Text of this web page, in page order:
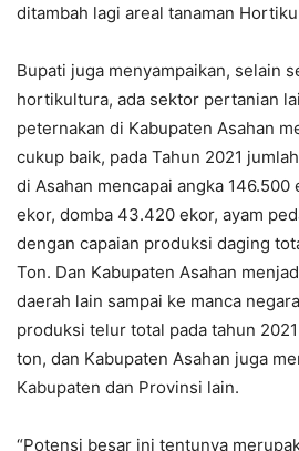
ditambah lagi areal tanaman
Bupati juga menyampaikan, selain
hortikultura, ada sektor pertanian
peternakan di Kabupaten Asahan
cukup baik, pada Tahun 2021
di Asahan mencapai angka
ekor, domba 43.420 ekor, ayam
dengan capaian produksi daging
Ton. Dan Kabupaten Asahan
daerah lain sampai ke manca
produksi telur total pada tahun
ton, dan Kabupaten Asahan juga
Kabupaten dan Provinsi lain.
“Potensi besar ini tentunya